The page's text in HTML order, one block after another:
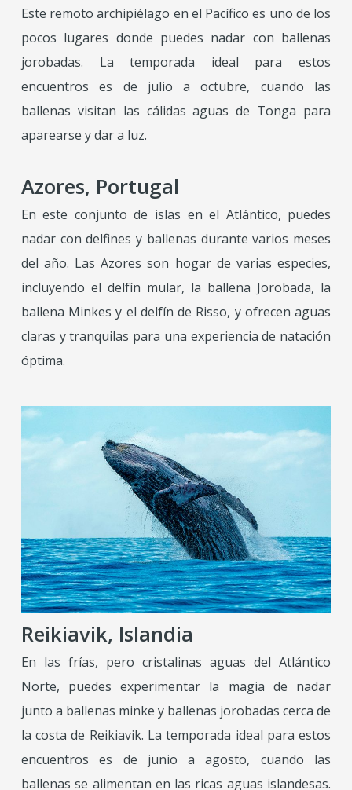
Este remoto archipiélago en el Pacífico es uno de los
pocos lugares donde puedes nadar con ballenas
jorobadas. La temporada ideal para estos
encuentros es de julio a octubre, cuando las
ballenas visitan las cálidas aguas de Tonga para
aparearse y dar a luz.
Azores, Portugal
En este conjunto de islas en el Atlántico, puedes
nadar con delfines y ballenas durante varios meses
del año. Las Azores son hogar de varias especies,
incluyendo el delfín mular, la ballena Jorobada, la
ballena Minkes y el delfín de Risso, y ofrecen aguas
claras y tranquilas para una experiencia de natación
óptima.
Reikiavik, Islandia
En las frías, pero cristalinas aguas del Atlántico
Norte, puedes experimentar la magia de nadar
junto a ballenas minke y ballenas jorobadas cerca de
la costa de Reikiavik. La temporada ideal para estos
encuentros es de junio a agosto, cuando las
ballenas se alimentan en las ricas aguas islandesas.